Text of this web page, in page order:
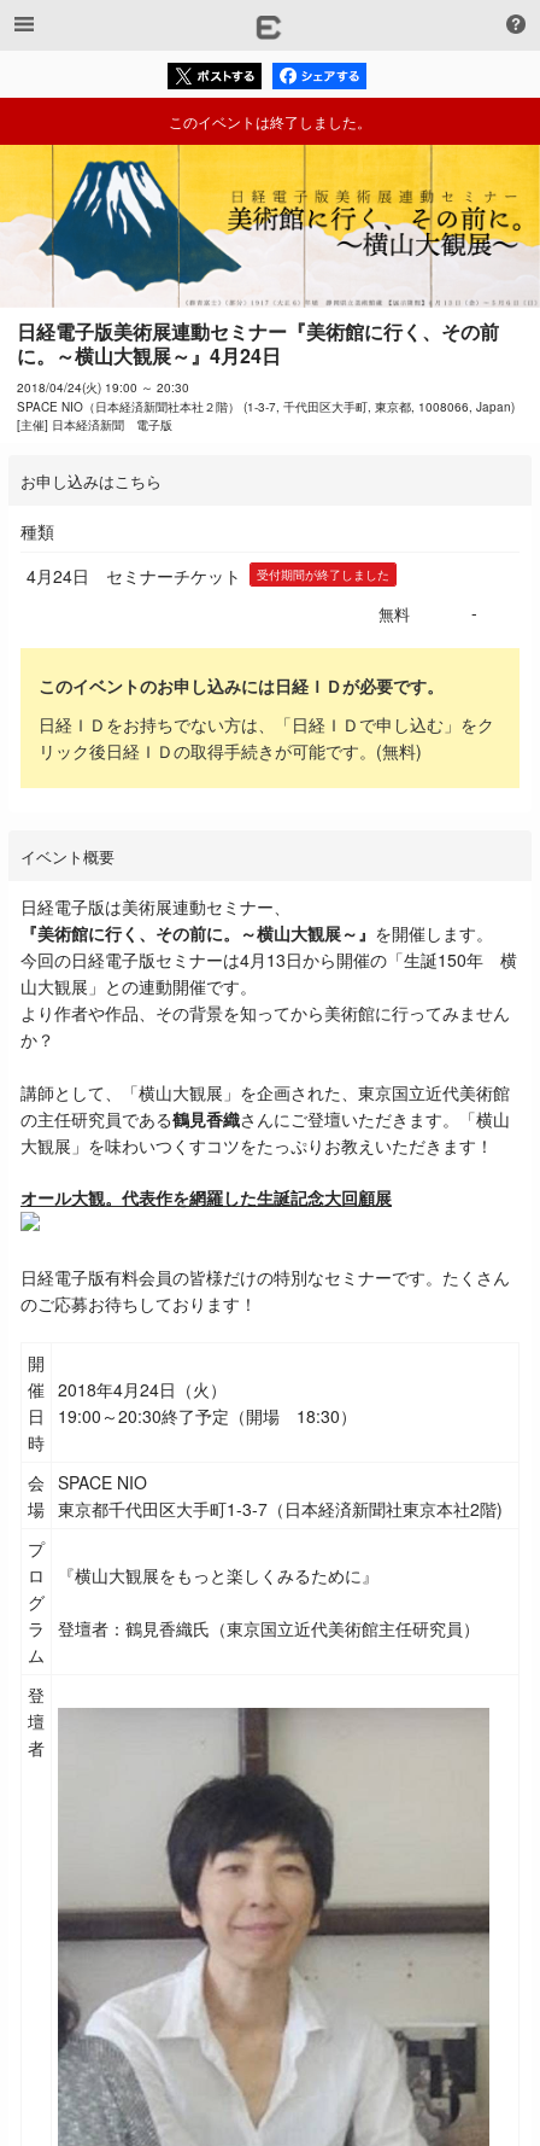
このイベントは終了しました。
日経電子版美術展連動セミナー『美術館に行く、その前
に。～横山大観展～』4月24日
2018/04/24(火) 19:00 ～ 20:30
SPACE NIO（日本経済新聞社本社２階） (1-3-7, 千代田区大手町, 東京都, 1008066, Japan)
[主催] 日本経済新聞 電子版
お申し込みはこちら
種類
4月24日 セミナーチケット
受付期間が終了しました
無料 -
このイベントのお申し込みには日経ＩＤが必要です。
日経ＩＤをお持ちでない方は、「日経ＩＤで申し込む」をク
リック後日経ＩＤの取得手続きが可能です。(無料)
イベント概要
日経電子版は美術展連動セミナー、
『美術館に行く、その前に。～横山大観展～』 を開催します。
今回の日経電子版セミナーは4月13日から開催の「生誕150年 横
山大観展」 との連動開催です。
より作者や作品、その背景を知ってから美術館に行ってみません
か？
講師として、「横山大観展」を企画された、東京国立近代美術館
の主任研究員である鶴見香織さんにご登壇いただきます。「横山
大観展」を味わいつくすコツをたっぷりお教えいただきます！
オール大観。代表作を網羅した生誕記念大回顧展
日経電子版有料会員の皆様だけの特別なセミナーです。 たくさん
のご応募お待ちしております！
開
催
日
時
2018年4月24日（火）
19:00～20:30終了予定（開場 18:30）
会
場
SPACE NIO
東京都千代田区大手町1-3-7（日本経済新聞社東京本社2階)
プ
ロ
グ
ラ
ム
『横山大観展をもっと楽しくみるために 』
登壇者：鶴見香織氏（東京国立近代美術館主任研究員）
登
壇
者